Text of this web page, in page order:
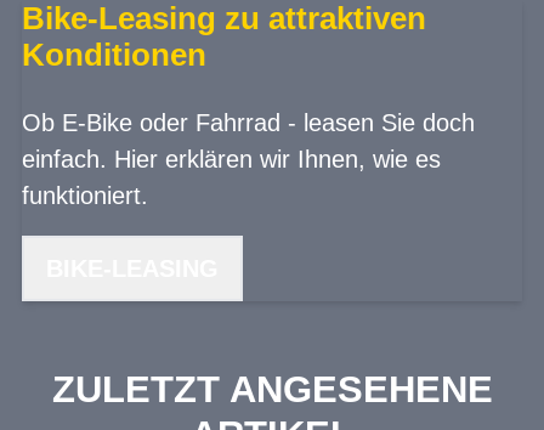
Bike-Leasing zu attraktiven
Konditionen
Ob E-Bike oder Fahrrad - leasen Sie doch
einfach. Hier erklären wir Ihnen, wie es
funktioniert.
ZULETZT ANGESEHENE